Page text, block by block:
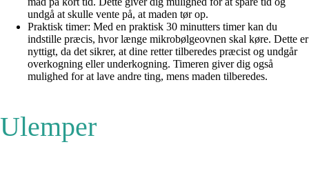
undgå at skulle vente på, at maden tør op.
Praktisk timer: Med en praktisk 30 minutters timer kan du
indstille præcis, hvor længe mikrobølgeovnen skal køre. Dette er
nyttigt, da det sikrer, at dine retter tilberedes præcist og undgår
overkogning eller underkogning. Timeren giver dig også
mulighed for at lave andre ting, mens maden tilberedes.
Ulemper